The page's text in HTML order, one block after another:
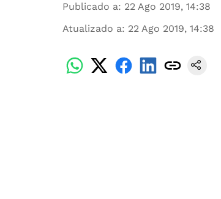
Publicado a: 22 Ago 2019, 14:38
Atualizado a: 22 Ago 2019, 14:38